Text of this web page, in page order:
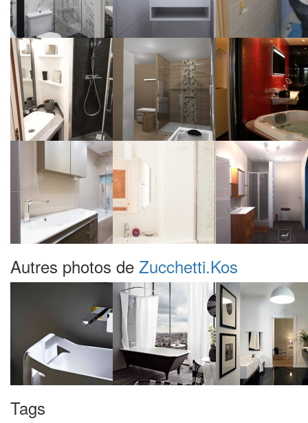
Autres photos de Zucchetti.Kos
Tags